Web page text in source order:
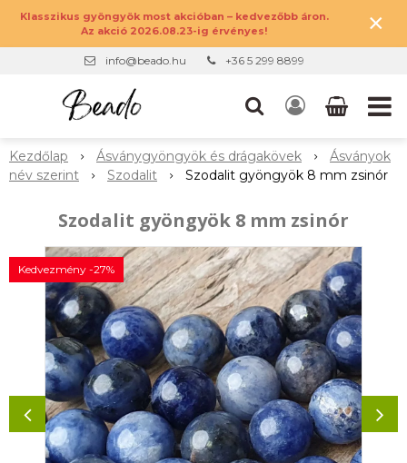
Klasszikus gyöngyök most akcióban – kedvezőbb áron.
Az akció 2026.08.23-ig érvényes!
×
info@beado.hu +36 5 299 8899
Kezdőlap Ásványgyöngyök és drágakövek
Ásványok
név szerint
Szodalit Szodalit gyöngyök 8 mm zsinór
Szodalit gyöngyök 8 mm zsinór
Kedvezmény -27%